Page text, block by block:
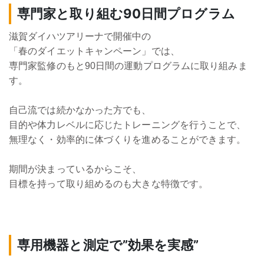
専門家と取り組む90日間プログラム
滋賀ダイハツアリーナで開催中の
「春のダイエットキャンペーン」では、
専門家監修のもと90日間の運動プログラムに取り組みま
す。
自己流では続かなかった方でも、
目的や体力レベルに応じたトレーニングを行うことで、
無理なく・効率的に体づくりを進めることができます。
期間が決まっているからこそ、
目標を持って取り組めるのも大きな特徴です。
専用機器と測定で”効果を実感”